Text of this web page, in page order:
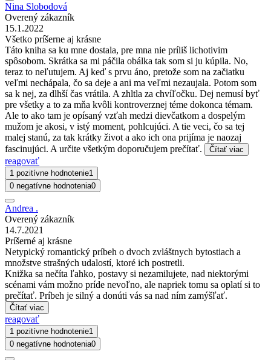
Nina Slobodová
Overený zákazník
15.1.2022
Všetko príšerne aj krásne
Táto kniha sa ku mne dostala, pre mna nie príliš lichotivim
spôsobom. Skrátka sa mi páčila obálka tak som si ju kúpila. No,
teraz to neľutujem. Aj keď s prvu áno, pretože som na začiatku
veľmi nechápala, čo sa deje a ani ma veľmi nezaujala. Potom som
sa k nej, za dlhší čas vrátila. A zhltla za chvíľočku. Dej nemusí byť
pre všetky a to za mňa kvôli kontroverznej téme dokonca témam.
Ale to ako tam je opísaný vzťah medzi dievčatkom a dospelým
mužom je akosi, v istý moment, pohlcujúci. A tie veci, čo sa tej
malej stanú, za tak krátky život a ako ich ona prijíma je naozaj
fascinujúci. A určite všetkým doporučujem prečítať.
Čítať viac
reagovať
1 pozitívne hodnotenie1
0 negatívne hodnotenia0
Andrea .
Overený zákazník
14.7.2021
Príšerné aj krásne
Netypický romantický príbeh o dvoch zvláštnych bytostiach a
množstve strašných udalostí, ktoré ich postretli.
Knižka sa nečíta ľahko, postavy si nezamilujete, nad niektorými
scénami vám možno príde nevoľno, ale napriek tomu sa oplatí si to
prečítať. Príbeh je silný a donúti vás sa nad ním zamýšľať.
Čítať viac
reagovať
1 pozitívne hodnotenie1
0 negatívne hodnotenia0